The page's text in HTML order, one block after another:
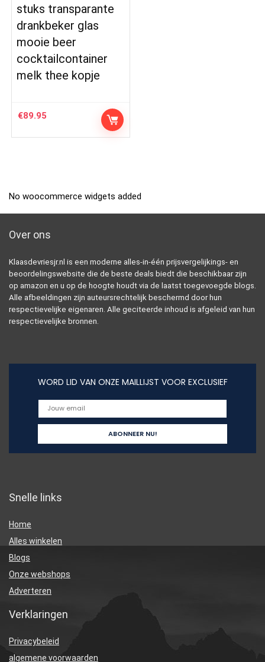
stuks transparante
drankbeker glas
mooie beer
cocktailcontainer
melk thee kopje
€89.95
No woocommerce widgets added
Over ons
Klaasdevriesjr.nl is een moderne alles-in-één prijsvergelijkings- en
beoordelingswebsite die de beste deals biedt die beschikbaar zijn
op amazon en u op de hoogte houdt via de laatst toegevoegde blogs.
Alle afbeeldingen zijn auteursrechtelijk beschermd door hun
respectievelijke eigenaren. Alle geciteerde inhoud is afgeleid van hun
respectievelijke bronnen.
WORD LID VAN ONZE MAILLIJST VOOR EXCLUSIEF
Snelle links
Home
Alles winkelen
Blogs
Onze webshops
Adverteren
Verklaringen
Privacybeleid
algemene voorwaarden